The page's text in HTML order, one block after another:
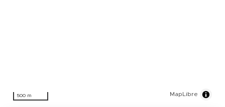
500 m MapLibre